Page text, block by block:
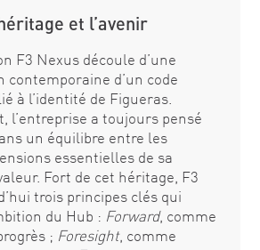
et l’avenir
F3 Nexus découle d’une
d’un code
à l’identité de Figueras.
l’entreprise a toujours pensé
un équilibre entre les
essentielles de sa
Fort de cet héritage, F3
trois principes clés qui
du Hub : Forward, comme
; Foresight, comme